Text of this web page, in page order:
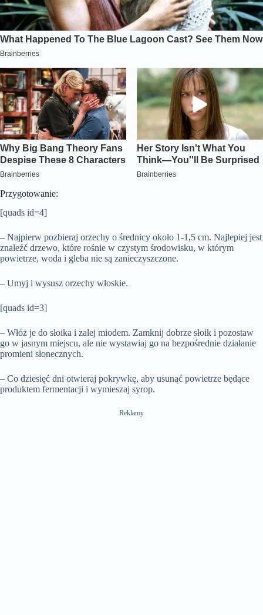
Przygotowanie:
[quads id=4]
– Najpierw pozbieraj orzechy o średnicy około 1-1,5 cm. Najlepiej jest
znaleźć drzewo, które rośnie w czystym środowisku, w którym
powietrze, woda i gleba nie są zanieczyszczone.
– Umyj i wysusz orzechy włoskie.
[quads id=3]
– Włóż je do słoika i zalej miodem. Zamknij dobrze słoik i pozostaw
go w jasnym miejscu, ale nie wystawiaj go na bezpośrednie działanie
promieni słonecznych.
– Co dziesięć dni otwieraj pokrywkę, aby usunąć powietrze będące
produktem fermentacji i wymieszaj syrop.
Reklamy